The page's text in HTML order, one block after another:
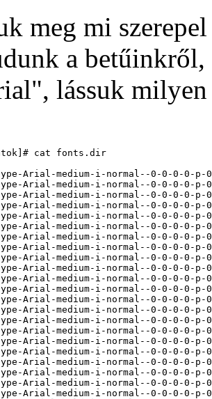
meg mi
a betűinkről,
lássuk milyen
cat fonts.dir
Arial-medium-i-normal--0-0-0-0-p-0-
Arial-medium-i-normal--0-0-0-0-p-0-
Arial-medium-i-normal--0-0-0-0-p-
Arial-medium-i-normal--0-0-0-0-
Arial-medium-i-normal--0-0-0-0-p-
Arial-medium-i-normal--0-0-0-0-p-
Arial-medium-i-normal--0-0-0-0-p-
Arial-medium-i-normal--0-0-0-0-p-
Arial-medium-i-normal--0-0-0-0-p-
Arial-medium-i-normal--0-0-0-0-p-
Arial-medium-i-normal--0-0-0-0-p-
Arial-medium-i-normal--0-0-0-0-p-
Arial-medium-i-normal--0-0-0-0-p-
Arial-medium-i-normal--0-0-0-0-p-
Arial-medium-i-normal--0-0-0-0-p-
Arial-medium-i-normal--0-0-0-0-p-
Arial-medium-i-normal--0-0-0-0-p-
Arial-medium-i-normal--0-0-0-0-p-
Arial-medium-i-normal--0-0-0-0-p-
Arial-medium-i-normal--0-0-0-0-p-
Arial-medium-i-normal--0-0-0-0-p-
Arial-medium-i-normal--0-0-0-0-p-